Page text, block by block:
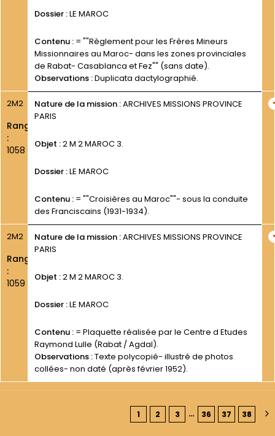
Dossier :LE MAROC
Contenu := ""Règlement pour les Frères Mineurs
Missionnaires au Maroc- dans les zones provinciales
de Rabat- Casablanca et Fez"" (sans date).
Observations :Duplicata dactylographié.
2M2
Rang
:
1058
Nature de la mission :ARCHIVES MISSIONS PROVINCE
PARIS
Objet :2 M 2 MAROC 3.
Dossier :LE MAROC
Contenu := ""Croisières au Maroc""- sous la conduite
des Franciscains (1931-1934).
2M2
Rang
:
1059
Nature de la mission :ARCHIVES MISSIONS PROVINCE
PARIS
Objet :2 M 2 MAROC 3.
Dossier :LE MAROC
Contenu := Plaquette réalisée par le Centre d Etudes
Raymond Lulle (Rabat / Agdal).
Observations :Texte polycopié- illustré de photos
collées- non daté (après février 1952).
1 2 3 … 36 37 38